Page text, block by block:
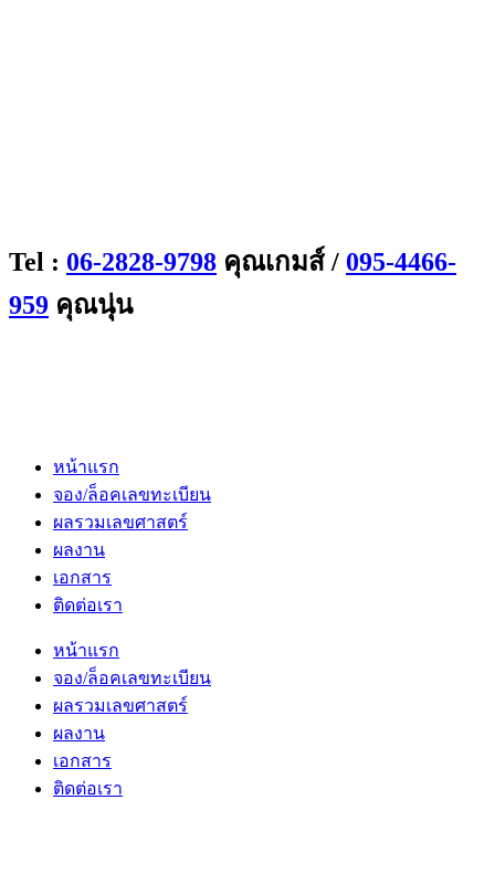
Tel : 06-2828-9798 คุณเกมส์ / 095-4466-
959 คุณนุ่น
หน้าแรก
จอง/ล็อคเลขทะเบียน
ผลรวมเลขศาสตร์
ผลงาน
เอกสาร
ติดต่อเรา
หน้าแรก
จอง/ล็อคเลขทะเบียน
ผลรวมเลขศาสตร์
ผลงาน
เอกสาร
ติดต่อเรา